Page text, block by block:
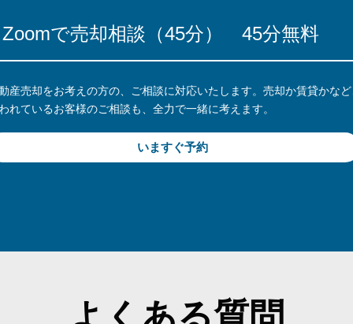
Zoomで売却相談（45分） 45分無料
産売却をお考えの方の、ご相談に対応いたします。売却か賃貸かな
れているお客様のご相談も、全力で一緒に考えます。
いますぐ予約